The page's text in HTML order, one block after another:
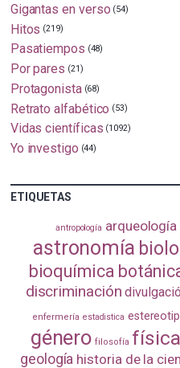
Gigantas en verso (54)
Hitos (219)
Pasatiempos (48)
Por pares (21)
Protagonista (68)
Retrato alfabético (53)
Vidas científicas (1092)
Yo investigo (44)
ETIQUETAS
antropología arqueología
astronomía
bioquímica
discriminación
enfermería estadistica
género filosofía física
geología historia de la